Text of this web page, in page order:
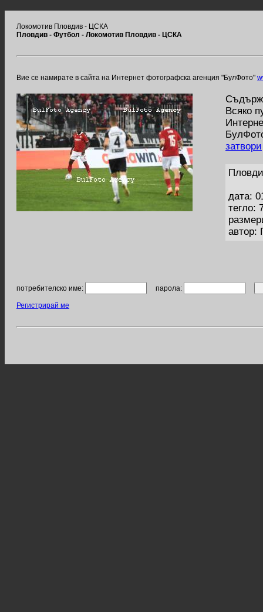
Локомотив Пловдив - ЦСКА
Пловдив - Футбол - Локомотив Пловдив - ЦСКА
Вие се намирате в сайта на Интернет фотографска агенция "БулФото"
Всяко
затвори
дата:
тегло:
автор:
потребителско име: парола:
Регистрирай ме